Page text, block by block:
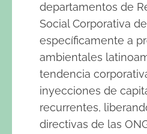
departamentos de
Social Corporativa
específicamente a
ambientales
tendencia
inyecciones de
recurrentes,
directivas de las